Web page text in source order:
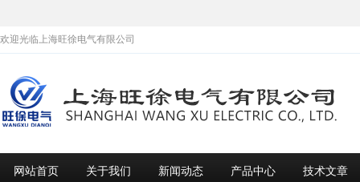
欢迎光临上海旺徐电气有限公司
网站首页 关于我们 新闻动态 产品中心 技术文章